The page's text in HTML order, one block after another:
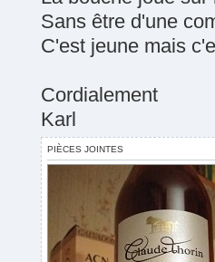
Sans être d'une
C'est jeune mais
Cordialement
Karl
PIÈCES JOINTES